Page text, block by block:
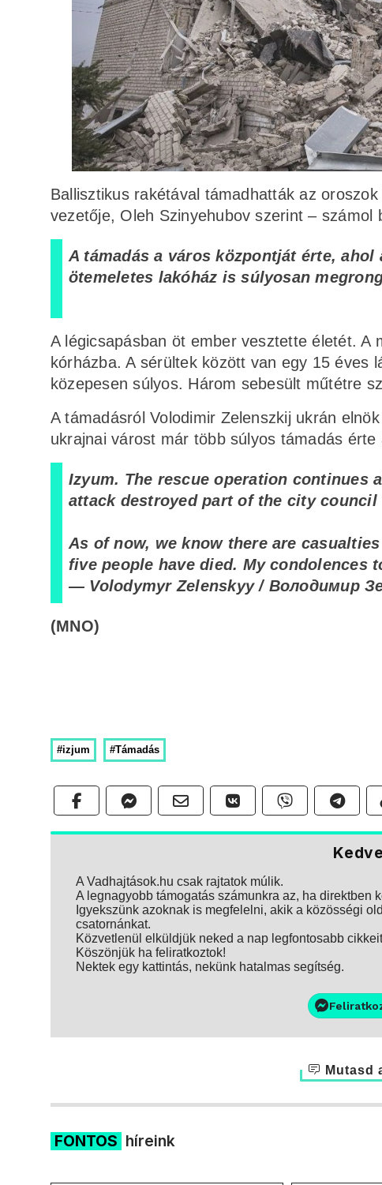
Ballisztikus rakétával támadhatták az
vezetője, Oleh Szinyehubov szerint –
A támadás a város központját érte,
ötemeletes lakóház is súlyosan
A légicsapásban öt ember vesztette életét.
kórházba. A sérültek között van egy 15 éves
közepesen súlyos. Három sebesült műtétre
A támadásról Volodimir Zelenszkij ukrán
ukrajnai várost már több súlyos támadás
Izyum. The rescue operation continues
attack destroyed part of the city council
As of now, we know there are
five people have died. My
— Volodymyr Zelenskyy / Володимир
(MNO)
#izjum #Támadás
A Vadhajtások.hu csak rajtatok múlik.
A legnagyobb támogatás számunkra az, ha direktben
Igyekszünk azoknak is megfelelni, akik a közösségi
csatornánkat.
Közvetlenül elküldjük neked a nap legfontosabb
Köszönjük ha feliratkoztok!
Nektek egy kattintás, nekünk hatalmas segítség.
Mutasd
FONTOS híreink